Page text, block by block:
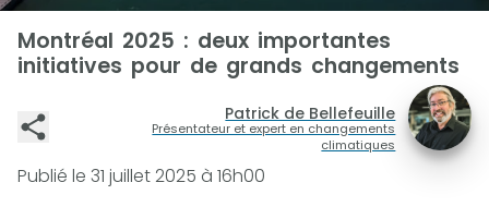
Montréal 2025 : deux importantes
initiatives pour de grands changements
Patrick de Bellefeuille
Présentateur et expert en changements
climatiques
Publié le 31 juillet 2025 à 16h00